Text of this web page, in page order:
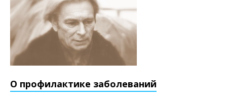
О профилактике заболеваний